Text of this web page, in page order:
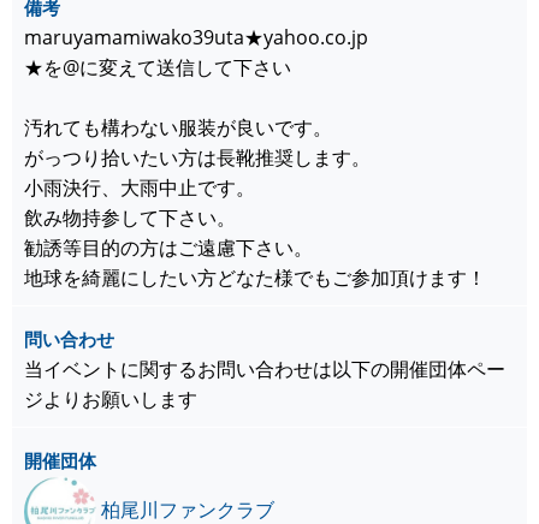
備考
maruyamamiwako39uta★yahoo.co.jp
★を@に変えて送信して下さい
汚れても構わない服装が良いです。
がっつり拾いたい方は長靴推奨します。
小雨決行、大雨中止です。
飲み物持参して下さい。
勧誘等目的の方はご遠慮下さい。
地球を綺麗にしたい方どなた様でもご参加頂けます！
問い合わせ
当イベントに関するお問い合わせは以下の開催団体ペー
ジよりお願いします
開催団体
柏尾川ファンクラブ